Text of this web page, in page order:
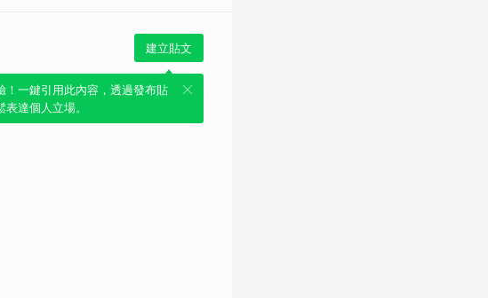
建立貼文
！一鍵引用此內容，透過發布貼
表達個人立場。